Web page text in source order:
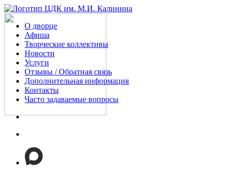
О дворце
Афиша
Творческие коллективы
Новости
Услуги
Отзывы / Обратная связь
Дополнительная информация
Контакты
Часто задаваемые вопросы